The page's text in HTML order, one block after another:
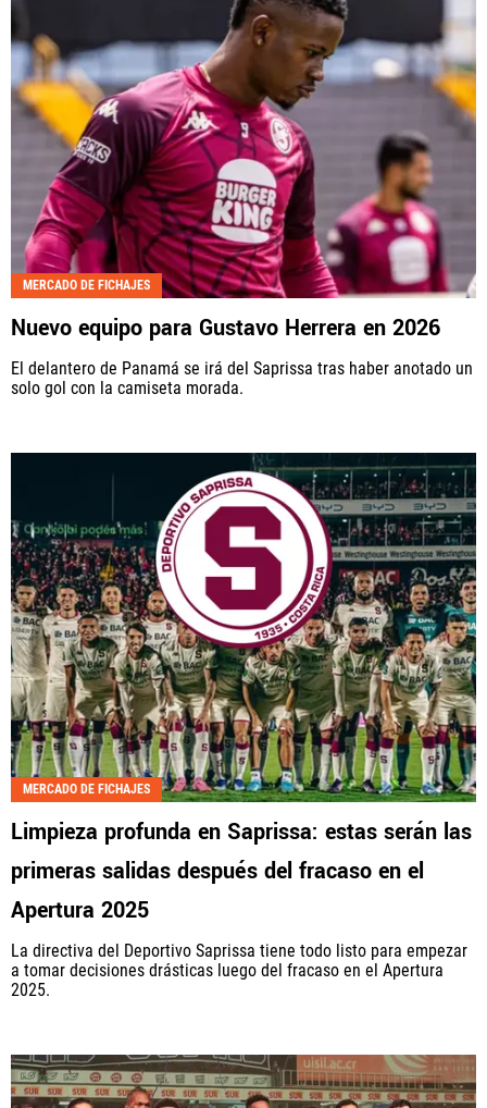
MERCADO DE FICHAJES
Nuevo equipo para Gustavo Herrera en 2026
El delantero de Panamá se irá del Saprissa tras haber anotado un
solo gol con la camiseta morada.
MERCADO DE FICHAJES
Limpieza profunda en Saprissa: estas serán las
primeras salidas después del fracaso en el
Apertura 2025
La directiva del Deportivo Saprissa tiene todo listo para empezar
a tomar decisiones drásticas luego del fracaso en el Apertura
2025.